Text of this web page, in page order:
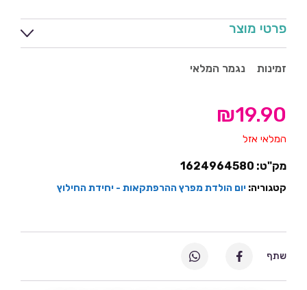
פרטי מוצר
זמינות נגמר המלאי
₪19.90
המלאי אזל
מק"ט: 1624964580
קטגוריה: יום הולדת מפרץ ההרפתקאות - יחידת החילוץ
שתף